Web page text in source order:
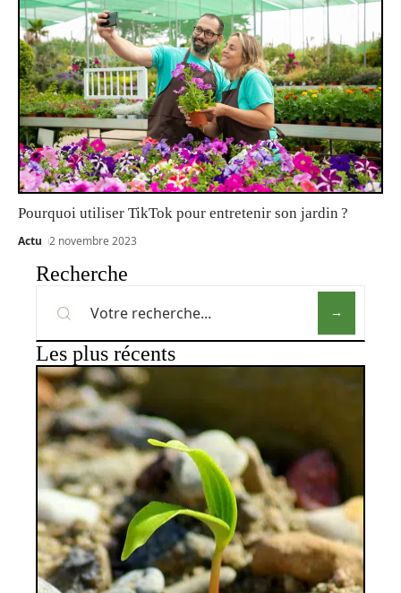
Pourquoi utiliser TikTok pour entretenir son jardin ?
Actu 2 novembre 2023
Recherche
Les plus récents